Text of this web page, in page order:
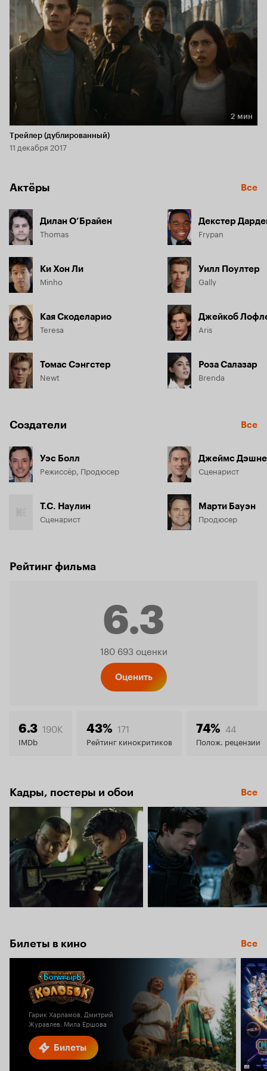
Длительность 2 мин
2 мин
Трейлер (дублированный)
11 декабря 2017
Актёры Все
Дилан О’Брайен
Thomas
Ки Хон Ли
Minho
Кая Скоделарио
Teresa
Томас Сэнгстер
Newt
Декстер
Frypan
Уилл Поултер
Gally
Джейкоб
Aris
Роза Салазар
Brenda
Создатели Все
Уэс Болл
Режиссёр, Продюсер
Т.С. Наулин
Сценарист
Джеймс
Сценарист
Марти Бауэн
Продюсер
Рейтинг фильма
6.3
Рейтинг
6.3
180 693 оценки
Оценить
6.3 190K
IMDb
43% 171
Рейтинг кинокритиков
74% 44
Полож. рецензии
Кадры, постеры и обои Все
Билеты в кино Все
Билеты
Гарик Харламов, Дмитрий
Журавлев, Мила Ершова